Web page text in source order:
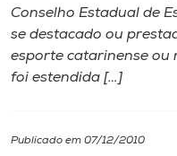
Internacionalização
I.nova
Conselho Estadual de
se destacado ou
esporte catarinense ou
foi estendida […]
Publicado em 07/12/2010